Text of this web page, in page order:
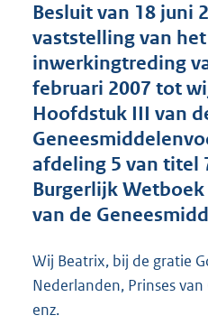
Besluit van 18 juni
vaststelling van
inwerkingtreding
februari 2007 tot
Hoofdstuk III van
afdeling 5 van titel
Burgerlijk Wetboek
van de
Wij Beatrix, bij de gratie
Nederlanden, Prinses
enz.